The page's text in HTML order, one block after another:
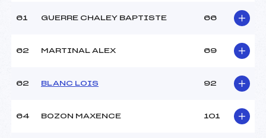
61 GUERRE CHALEY BAPTISTE 66
62 MARTINAL ALEX 69
62 BLANC LOIS 92
64 BOZON MAXENCE 101